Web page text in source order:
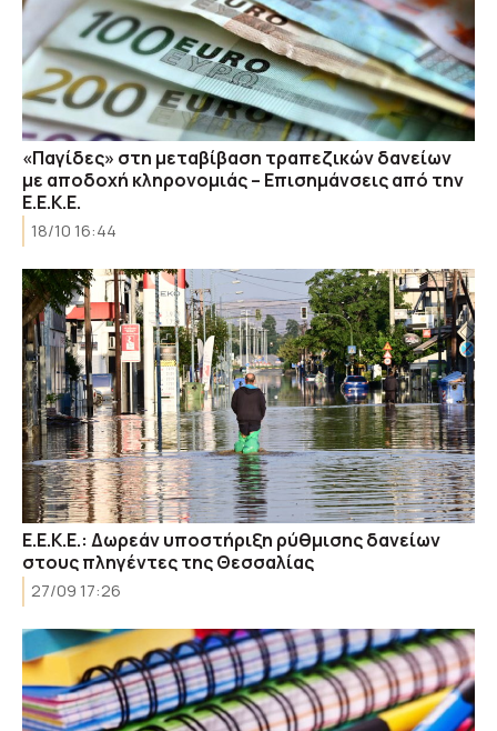
«Παγίδες» στη μεταβίβαση τραπεζικών δανείων
με αποδοχή κληρονομιάς – Επισημάνσεις από την
Ε.Ε.Κ.Ε.
18/10 16:44
Ε.Ε.Κ.Ε.: Δωρεάν υποστήριξη ρύθμισης δανείων
στους πληγέντες της Θεσσαλίας
27/09 17:26